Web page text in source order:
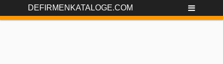
DEFIRMENKATALOGE.COM